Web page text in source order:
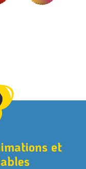
et